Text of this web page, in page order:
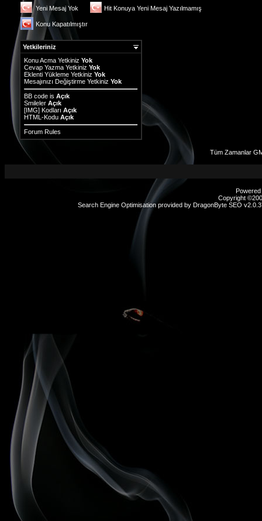
Yeni Mesaj Yok Hit Konuya Yeni Mesaj Yazılmamış
Konu Kapatılmıştır
Yetkileriniz
Konu Acma Yetkiniz Yok
Cevap Yazma Yetkiniz Yok
Eklenti Yükleme Yetkiniz Yok
Mesajınızı Değiştirme Yetkiniz Yok
BB code is Açık
Smileler Açık
[IMG] Kodları Açık
HTML-Kodu Açık
Forum Rules
Tüm Zamanlar
Copyright
Search Engine Optimisation provided by DragonByte SEO